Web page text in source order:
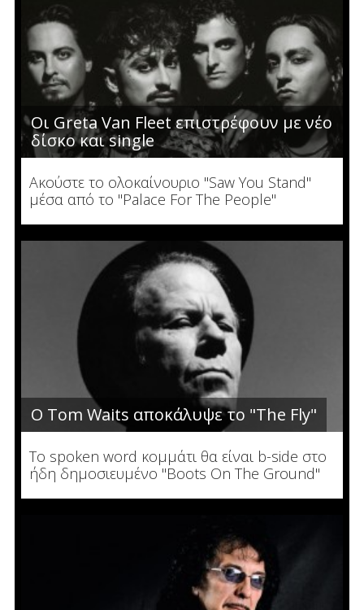
Οι Greta Van Fleet επιστρέφουν με νέο
δίσκο και single
Ακούστε το ολοκαίνουριο "Saw You Stand"
μέσα από το "Palace For The People"
Ο Tom Waits αποκάλυψε το "The Fly"
To spoken word κομμάτι θα είναι b-side στο
ήδη δημοσιευμένο "Boots On The Ground"